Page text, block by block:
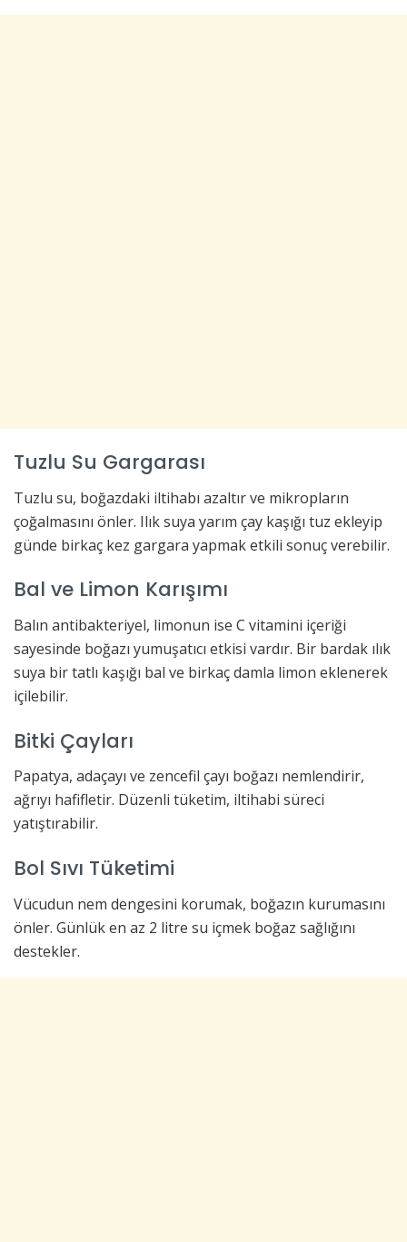
Tuzlu Su Gargarası
Tuzlu su, boğazdaki iltihabı azaltır ve mikropların
çoğalmasını önler. Ilık suya yarım çay kaşığı tuz ekleyip
günde birkaç kez gargara yapmak etkili sonuç verebilir.
Bal ve Limon Karışımı
Balın antibakteriyel, limonun ise C vitamini içeriği
sayesinde boğazı yumuşatıcı etkisi vardır. Bir bardak ılık
suya bir tatlı kaşığı bal ve birkaç damla limon eklenerek
içilebilir.
Bitki Çayları
Papatya, adaçayı ve zencefil çayı boğazı nemlendirir,
ağrıyı hafifletir. Düzenli tüketim, iltihabi süreci
yatıştırabilir.
Bol Sıvı Tüketimi
Vücudun nem dengesini korumak, boğazın kurumasını
önler. Günlük en az 2 litre su içmek boğaz sağlığını
destekler.